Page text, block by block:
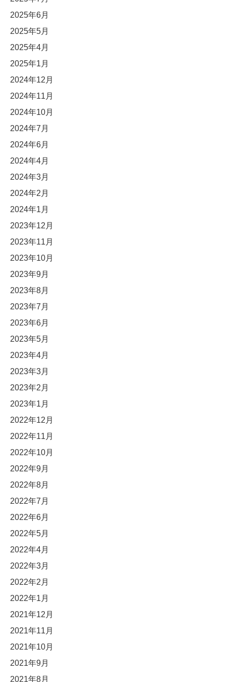
2025年6月
2025年5月
2025年4月
2025年1月
2024年12月
2024年11月
2024年10月
2024年7月
2024年6月
2024年4月
2024年3月
2024年2月
2024年1月
2023年12月
2023年11月
2023年10月
2023年9月
2023年8月
2023年7月
2023年6月
2023年5月
2023年4月
2023年3月
2023年2月
2023年1月
2022年12月
2022年11月
2022年10月
2022年9月
2022年8月
2022年7月
2022年6月
2022年5月
2022年4月
2022年3月
2022年2月
2022年1月
2021年12月
2021年11月
2021年10月
2021年9月
2021年8月